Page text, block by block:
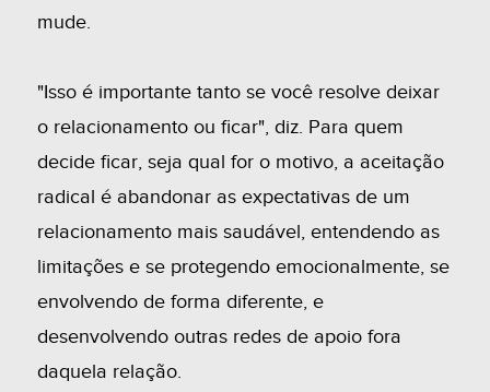
mude.
"Isso é importante tanto se você resolve deixar
o relacionamento ou ficar", diz. Para quem
decide ficar, seja qual for o motivo, a aceitação
radical é abandonar as expectativas de um
relacionamento mais saudável, entendendo as
limitações e se protegendo emocionalmente, se
envolvendo de forma diferente, e
desenvolvendo outras redes de apoio fora
daquela relação.